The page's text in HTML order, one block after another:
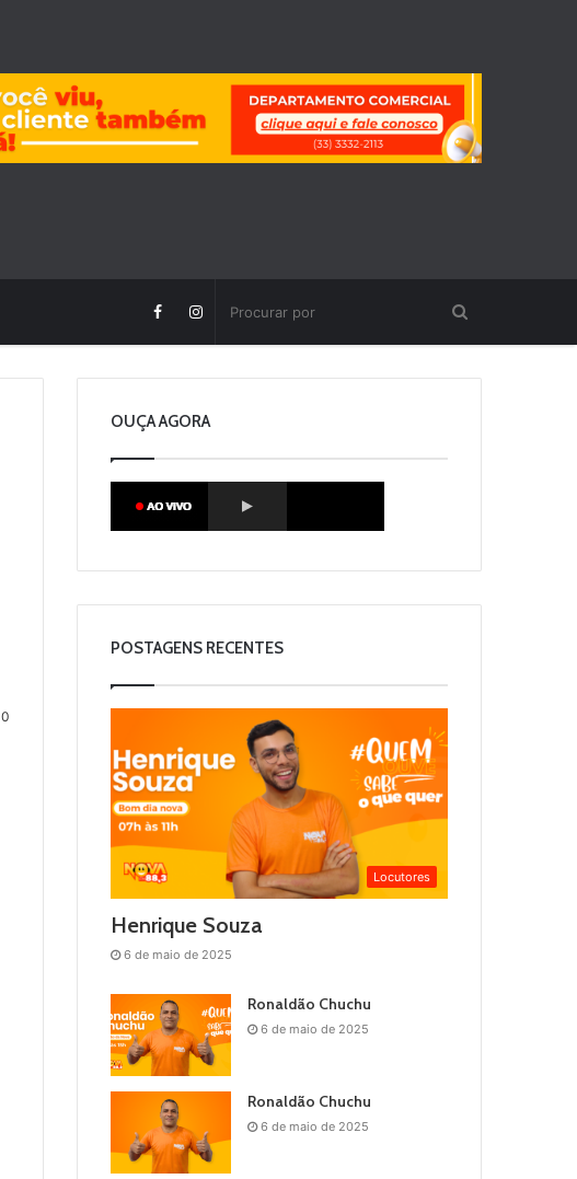
0
OUÇA AGORA
POSTAGENS RECENTES
Locutores
Henrique Souza
6 de maio de 2025
Ronaldão Chuchu
6 de maio de 2025
Ronaldão Chuchu
6 de maio de 2025